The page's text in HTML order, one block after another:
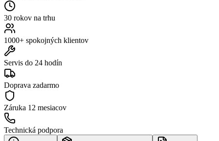
30 rokov na trhu
1000+ spokojných klientov
Servis do 24 hodín
Doprava zadarmo
Záruka 12 mesiacov
Technická podpora